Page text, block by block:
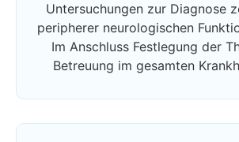
Untersuchungen zur Diagnose
peripherer neurologischen
Im Anschluss Festlegung der
Betreuung im gesamten